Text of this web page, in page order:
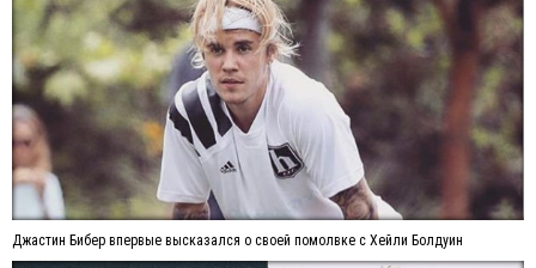
Джастин Бибер впервые высказался о своей помолвке с Хейли Болдуин